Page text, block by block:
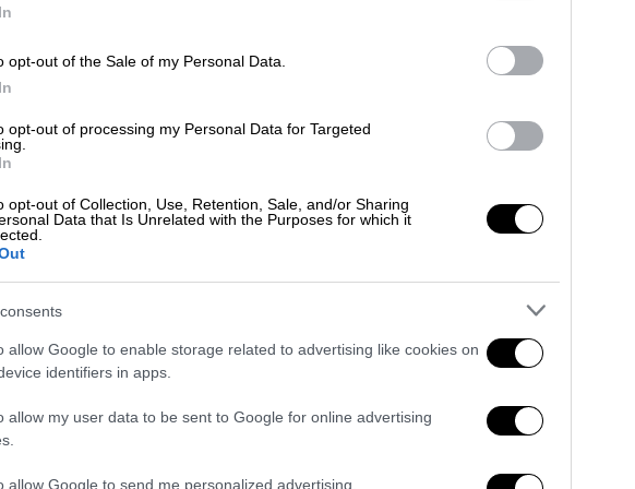
opt-out of the Sale of my Personal Data.
opt-out of processing my Personal Data for Targeted
opt-out of Collection, Use, Retention, Sale, and/or Sharing
Data that Is Unrelated with the Purposes for which it
allow Google to enable storage related to advertising like cookies on
identifiers in apps.
allow my user data to be sent to Google for online advertising
allow Google to send me personalized advertising.
Lifestyle|10.06.2022 16:24
οικονομική καταστροφή του: «Δεν
Ο Μίλτος Μακρίδης στα δύσκολα
Ελλάδα|04.05.2020 16:56
10 Ελληνες φοβούνται για τα
Κεντρικό
06/08/2026
Μεσημεριανό
06/08/2026
ΑΠΟΣΠΑΣΜΑΤΑ...
Φωτιά στη
φλόγες και